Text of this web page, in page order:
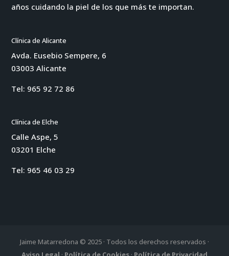
años cuidando la piel de los que más te importan.
Clínica de Alicante
Avda. Eusebio Sempere, 6
03003 Alicante
Tel: 965 92 72 86
Clínica de Elche
Calle Aspe, 5
03201 Elche
Tel: 965 46 03 29
Jaime Matarredona © 2025 · Todos los derechos reservados ·